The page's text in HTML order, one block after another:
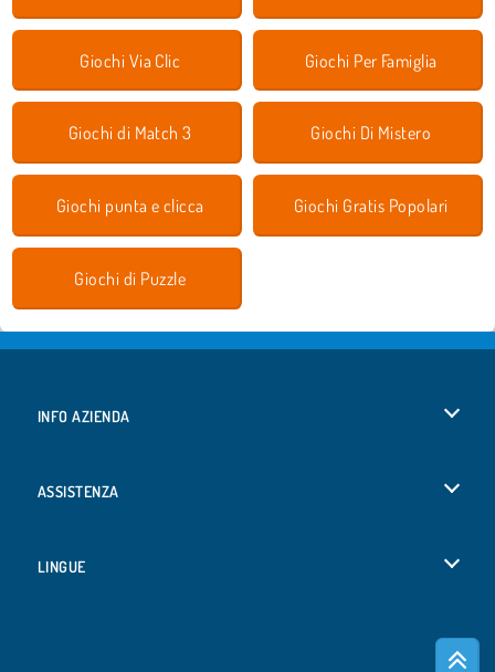
Giochi Via Clic Giochi Per Famiglia
Giochi di Match 3 Giochi Di Mistero
Giochi punta e clicca Giochi Gratis Popolari
Giochi di Puzzle
INFO AZIENDA
ASSISTENZA
LINGUE